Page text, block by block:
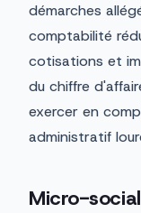
démarches
comptabilité
cotisations et
du chiffre
exercer en
administratif
Micro-